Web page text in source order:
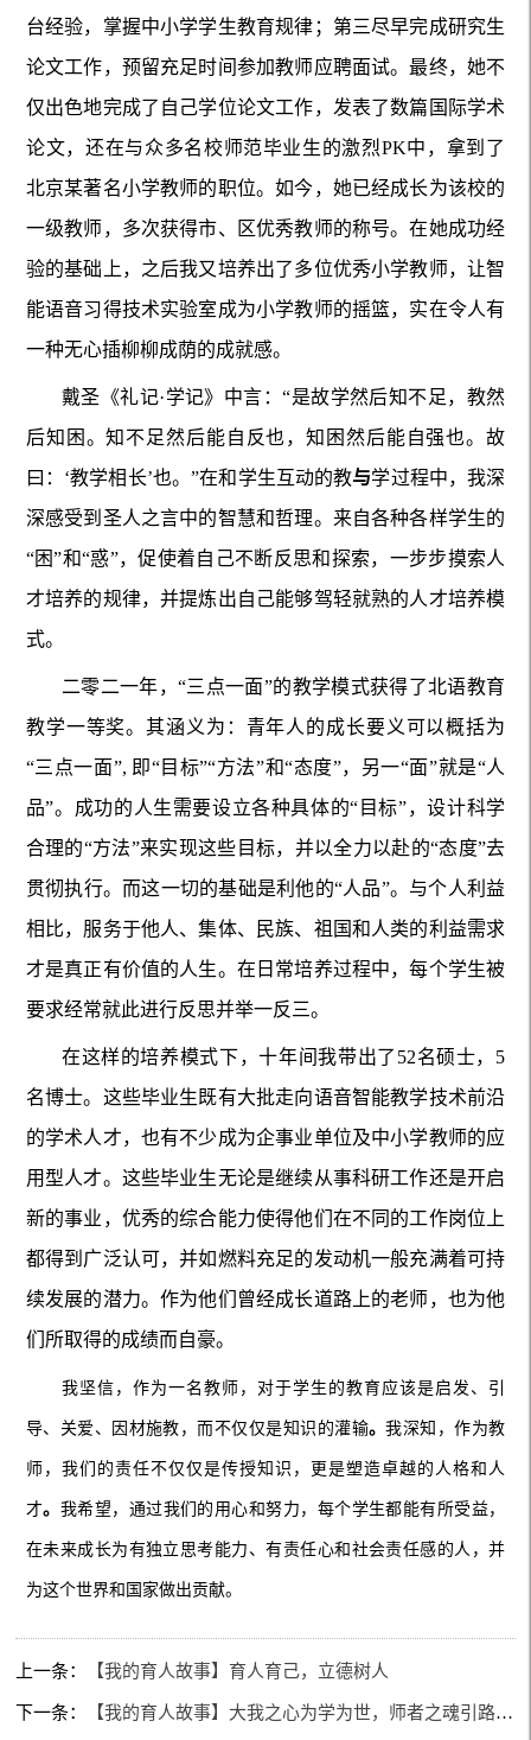
台经验，掌握中小学学生教育规律；第三尽早完成研究生
论文工作，预留充足时间参加教师应聘面试。最终，她不
仅出色地完成了自己学位论文工作，发表了数篇国际学术
论文，还在与众多名校师范毕业生的激烈PK中，拿到了
北京某著名小学教师的职位。如今，她已经成长为该校的
一级教师，多次获得市、区优秀教师的称号。在她成功经
验的基础上，之后我又培养出了多位优秀小学教师，让智
能语音习得技术实验室成为小学教师的摇篮，实在令人有
一种无心插柳柳成荫的成就感。
戴圣《礼记·学记》中言：“是故学然后知不足，教然
后知困。知不足然后能自反也，知困然后能自强也。故
曰：‘教学相长’也。”在和学生互动的教与学过程中，我深
深感受到圣人之言中的智慧和哲理。来自各种各样学生的
“困”和“惑”，促使着自己不断反思和探索，一步步摸索人
才培养的规律，并提炼出自己能够驾轻就熟的人才培养模
式。
二零二一年，“三点一面”的教学模式获得了北语教育
教学一等奖。其涵义为：青年人的成长要义可以概括为
“三点一面”, 即“目标”“方法”和“态度”，另一“面”就是“人
品”。成功的人生需要设立各种具体的“目标”，设计科学
合理的“方法”来实现这些目标，并以全力以赴的“态度”去
贯彻执行。而这一切的基础是利他的“人品”。与个人利益
相比，服务于他人、集体、民族、祖国和人类的利益需求
才是真正有价值的人生。在日常培养过程中，每个学生被
要求经常就此进行反思并举一反三。
在这样的培养模式下，十年间我带出了52名硕士，5
名博士。这些毕业生既有大批走向语音智能教学技术前沿
的学术人才，也有不少成为企事业单位及中小学教师的应
用型人才。这些毕业生无论是继续从事科研工作还是开启
新的事业，优秀的综合能力使得他们在不同的工作岗位上
都得到广泛认可，并如燃料充足的发动机一般充满着可持
续发展的潜力。作为他们曾经成长道路上的老师，也为他
们所取得的成绩而自豪。
我坚信，作为一名教师，对于学生的教育应该是启发、引
导、关爱、因材施教，而不仅仅是知识的灌输。我深知，作为教
师，我们的责任不仅仅是传授知识，更是塑造卓越的人格和人
才。 我希望，通过我们的用心和努力，每个学生都能有所受益，
在未来成长为有独立思考能力、有责任心和社会责任感的人，并
为这个世界和国家做出贡献。
上一条： 【我的育人故事】育人育己，立德树人
下一条： 【我的育人故事】大我之心为学为世，师者之魂引路育人